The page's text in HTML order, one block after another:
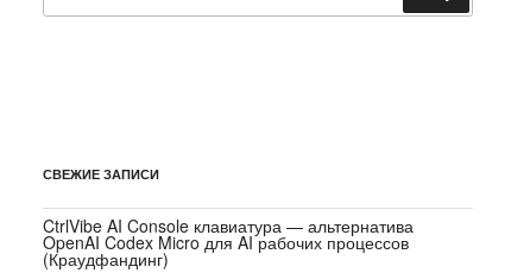
СВЕЖИЕ ЗАПИСИ
CtrlVibe AI Console клавиатура — альтернатива
OpenAI Codex Micro для AI рабочих процессов
(Краудфандинг)